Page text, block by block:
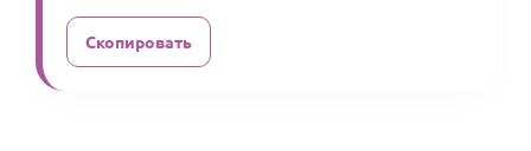
Скопировать